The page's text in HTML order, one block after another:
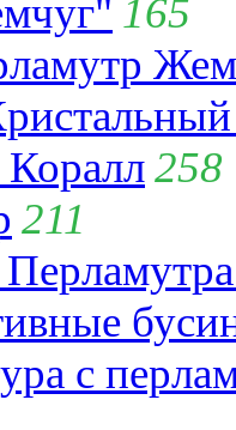
165
258
211
с